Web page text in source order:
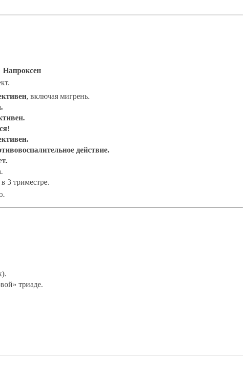
Напроксен
, включая мигрень.
действие.
3 триместре.
триаде.